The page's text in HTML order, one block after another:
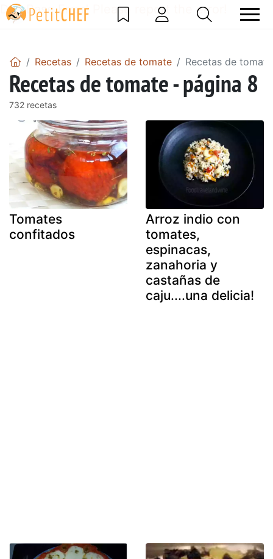
DataBase Error! Please report the error!
Recetas Recetas de tomate Recetas de
Recetas de tomate - página 8
732 recetas
Tomates
confitados
Arroz indio con
tomates,
espinacas,
zanahoria y
castañas de
caju....una delicia!